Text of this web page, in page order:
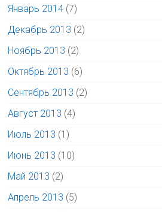
Январь 2014 (7)
Декабрь 2013 (2)
Ноябрь 2013 (2)
Октябрь 2013 (6)
Сентябрь 2013 (2)
Август 2013 (4)
Июль 2013 (1)
Июнь 2013 (10)
Май 2013 (2)
Апрель 2013 (5)